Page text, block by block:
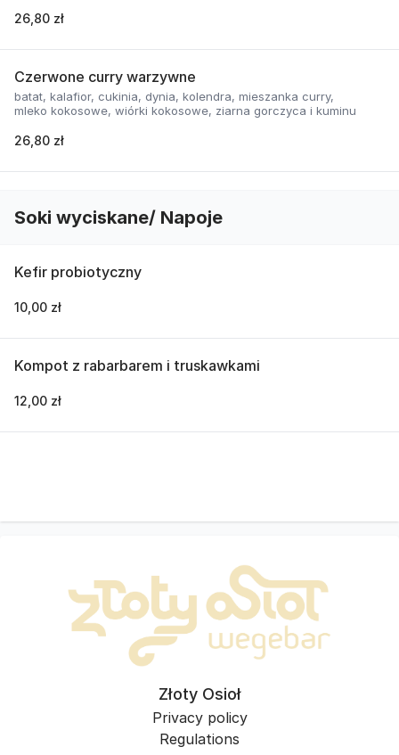
26,80 zł
Czerwone curry warzywne
batat, kalafior, cukinia, dynia, kolendra, mieszanka curry,
mleko kokosowe, wiórki kokosowe, ziarna gorczyca i kuminu
26,80 zł
Soki wyciskane/ Napoje
Kefir probiotyczny
10,00 zł
Kompot z rabarbarem i truskawkami
12,00 zł
Złoty Osioł
Privacy policy
Regulations